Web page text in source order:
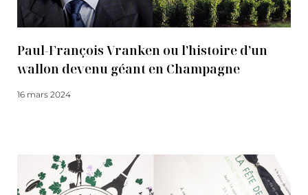
Paul-François Vranken ou l’histoire d’un
wallon devenu géant en Champagne
16 mars 2024